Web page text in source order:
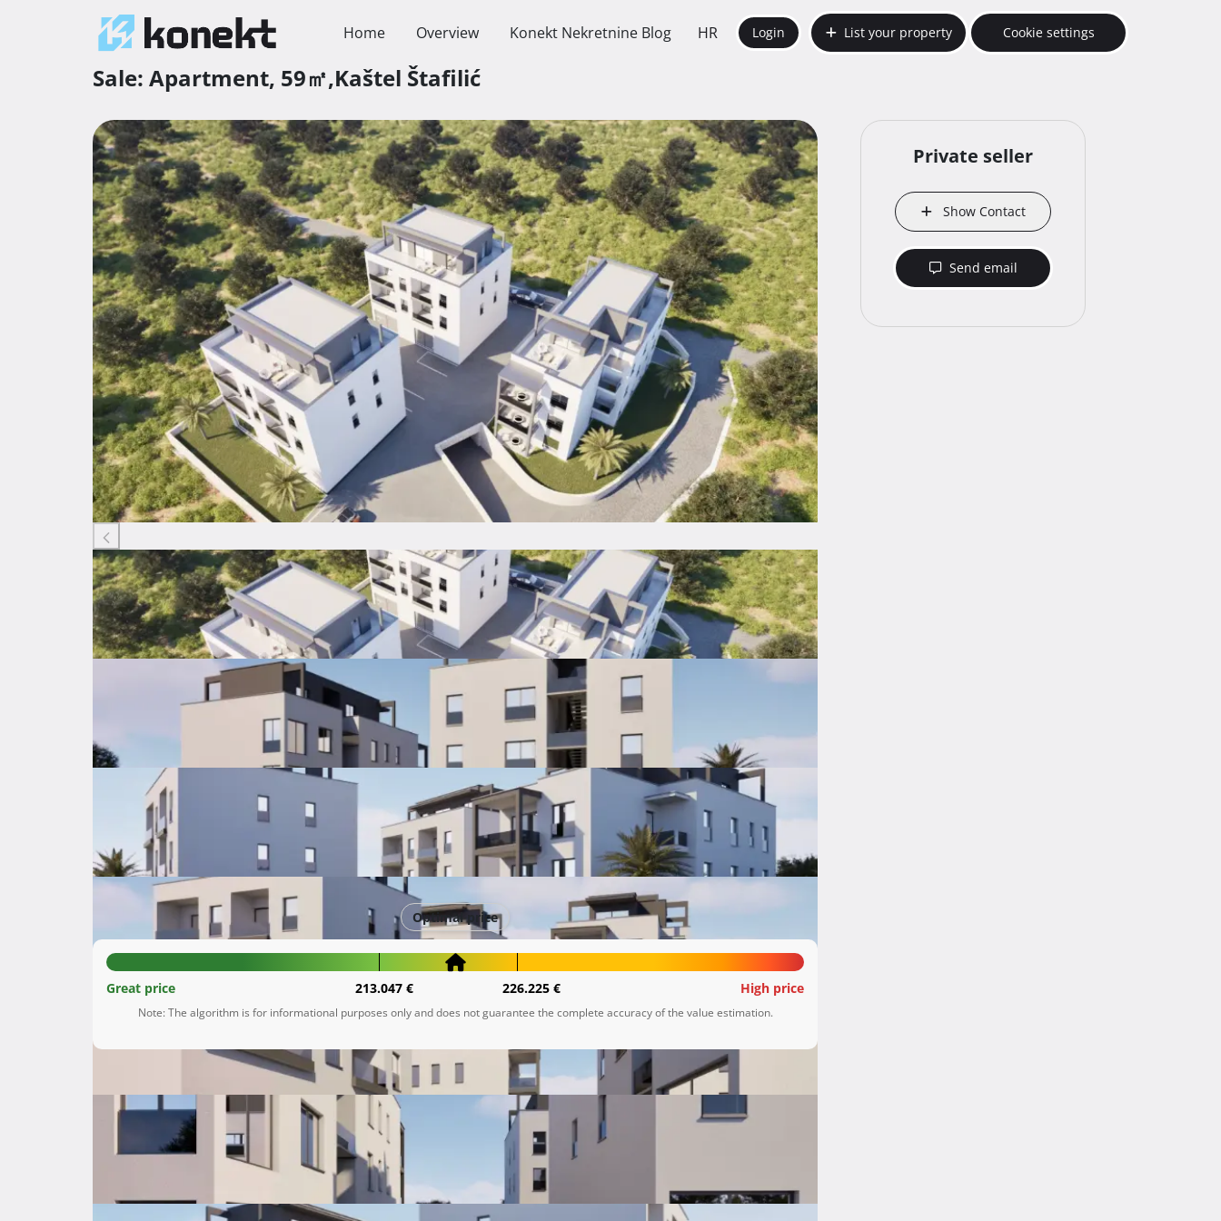
Home Overview Konekt Nekretnine Blog HR Login List your property Cookie settings
Sale: Apartment, 59㎡,Kaštel Štafilić
Listing ID: 62703271
Kaštel Štafilić
Splitsko-dalmatinska županija
217.056 €
Optimal price
Great price 213.047 € 226.225 € High price
Note: The algorithm is for informational purposes only and does not guarantee the complete accuracy of the value estimation.
21 stambenom jedinicom, tri poslovna prostora te garažnim i vanjskim parkirnim mjestima. Ovaj projekt
je savršen spoj moderne arhitekture, vrhunske gradnje i izvrsne lokacije.
Zgrade su smještene na jednoj od najatraktivnijih lokacija u blizini mora. Nudimo vam jedinstvenu priliku
Private seller
Show Contact
Send email